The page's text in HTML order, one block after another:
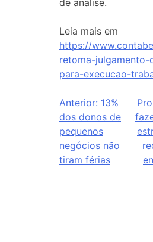
de análise.
Leia mais em
https://
retoma-julgamento-
para-execucao-
Anterior: 13%
dos donos de
pequenos
negócios não
tiram férias